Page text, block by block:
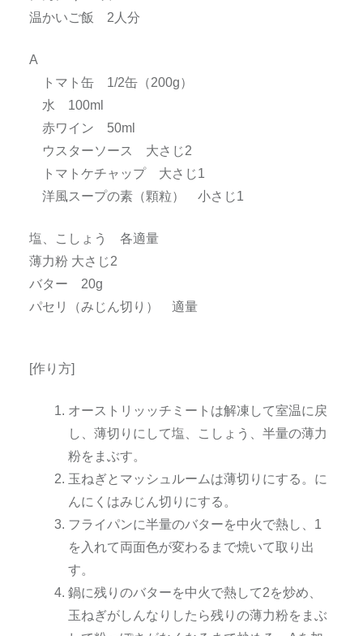
温かいご飯 2人分
A
トマト缶 1/2缶（200g）
水 100ml
赤ワイン 50ml
ウスターソース 大さじ2
トマトケチャップ 大さじ1
洋風スープの素（顆粒） 小さじ1
塩、こしょう 各適量
薄力粉 大さじ2
バター 20g
パセリ（みじん切り） 適量
[作り方]
オーストリッッチミートは解凍して室温に戻
し、薄切りにして塩、こしょう、半量の薄力
粉をまぶす。
玉ねぎとマッシュルームは薄切りにする。に
んにくはみじん切りにする。
フライパンに半量のバターを中火で熱し、1
を入れて両面色が変わるまで焼いて取り出
す。
鍋に残りのバターを中火で熱して2を炒め、
玉ねぎがしんなりしたら残りの薄力粉をまぶ